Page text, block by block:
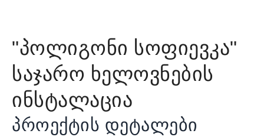
"პოლიგონი სოფიევკა"
საჯარო ხელოვნების
ინსტალაცია
პროექტის დეტალები